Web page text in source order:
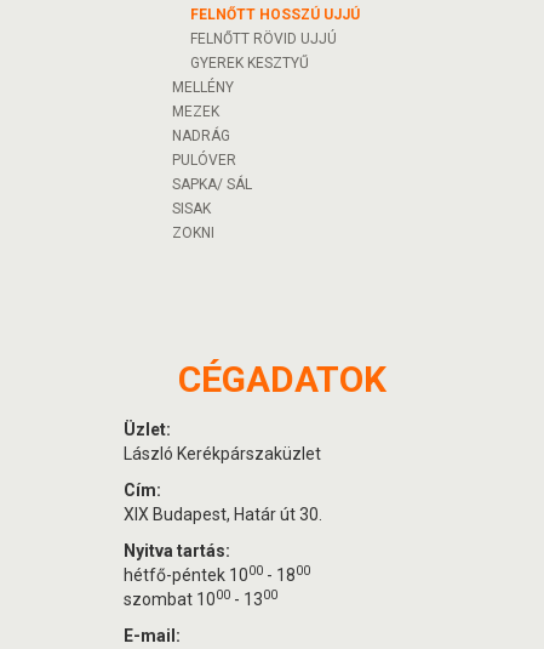
FELNŐTT HOSSZÚ UJJÚ
FELNŐTT RÖVID UJJÚ
GYEREK KESZTYŰ
MELLÉNY
MEZEK
NADRÁG
PULÓVER
SAPKA/ SÁL
SISAK
ZOKNI
CÉGADATOK
Üzlet:
László Kerékpárszaküzlet
Cím:
XIX Budapest, Határ út 30.
Nyitva tartás:
hétfő-péntek 1000 - 1800
szombat 1000 - 1300
E-mail: